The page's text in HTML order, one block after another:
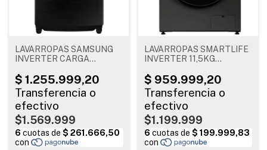
LAVARROPAS SAMSUNG
INVERTER CARGA
SAWA80F11S8BB
$1.569.999
LAVARROPAS SMARTLIFE
INVERTER 11,5KG
$1.199.999